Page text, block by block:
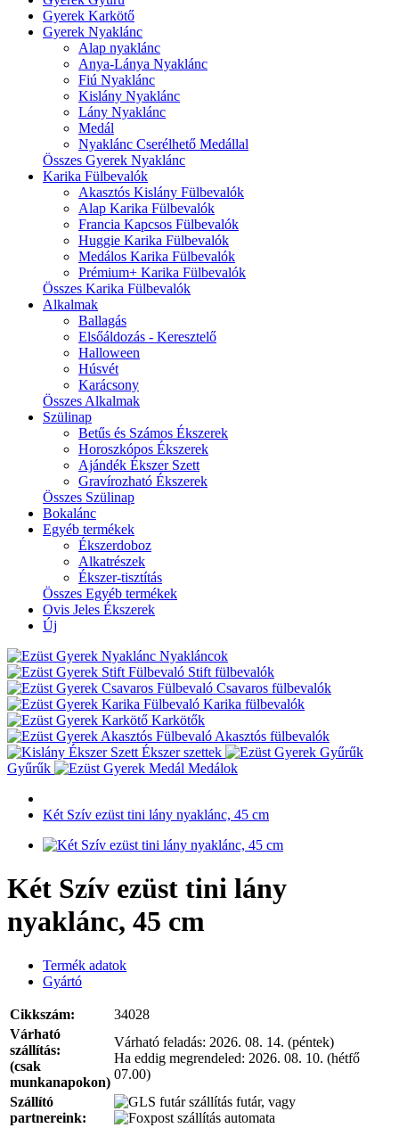
Gyerek Karkötő
Gyerek Nyaklánc
Alap nyaklánc
Anya-Lánya Nyaklánc
Fiú Nyaklánc
Kislány Nyaklánc
Lány Nyaklánc
Medál
Nyaklánc Cserélhető Medállal
Összes Gyerek Nyaklánc
Karika Fülbevalók
Akasztós Kislány Fülbevalók
Alap Karika Fülbevalók
Francia Kapcsos Fülbevalók
Huggie Karika Fülbevalók
Medálos Karika Fülbevalók
Prémium+ Karika Fülbevalók
Összes Karika Fülbevalók
Alkalmak
Ballagás
Elsőáldozás - Keresztelő
Halloween
Húsvét
Karácsony
Összes Alkalmak
Szülinap
Betűs és Számos Ékszerek
Horoszkópos Ékszerek
Ajándék Ékszer Szett
Gravírozható Ékszerek
Összes Szülinap
Bokalánc
Egyéb termékek
Ékszerdoboz
Alkatrészek
Ékszer-tisztítás
Összes Egyéb termékek
Ovis Jeles Ékszerek
Új
Nyakláncok
Stift fülbevalók
Csavaros fülbevalók
Karika fülbevalók
Karkötők
Akasztós fülbevalók
Ékszer szettek
Gyűrűk
Medálok
Két Szív ezüst tini lány nyaklánc, 45 cm
Két Szív ezüst tini lány
nyaklánc, 45 cm
Termék adatok
Gyártó
Cikkszám:
34028
Várható
szállítás:
(csak
munkanapokon)
Várható feladás: 2026. 08. 14. (péntek)
Ha eddig megrendeled: 2026. 08. 10. (hétfő
07.00)
Szállító
partnereink:
futár, vagy
automata